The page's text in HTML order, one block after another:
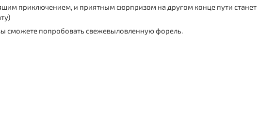
приключением, и приятным сюрпризом на другом конце пути станет
сможете попробовать свежевыловленную форель.